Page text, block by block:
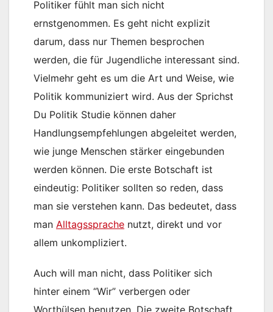
Politiker fühlt man sich nicht
ernstgenommen. Es geht nicht explizit
darum, dass nur Themen besprochen
werden, die für Jugendliche interessant sind.
Vielmehr geht es um die Art und Weise, wie
Politik kommuniziert wird. Aus der Sprichst
Du Politik Studie können daher
Handlungsempfehlungen abgeleitet werden,
wie junge Menschen stärker eingebunden
werden können. Die erste Botschaft ist
eindeutig: Politiker sollten so reden, dass
man sie verstehen kann. Das bedeutet, dass
man Alltagssprache nutzt, direkt und vor
allem unkompliziert.
Auch will man nicht, dass Politiker sich
hinter einem “Wir” verbergen oder